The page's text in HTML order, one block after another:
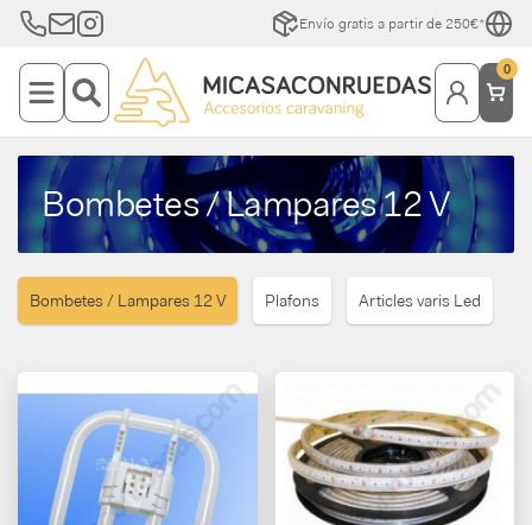
Envío gratis a partir de 250€*
0
Bombetes / Lampares 12 V
Bombetes / Lampares 12 V Plafons Articles varis Led